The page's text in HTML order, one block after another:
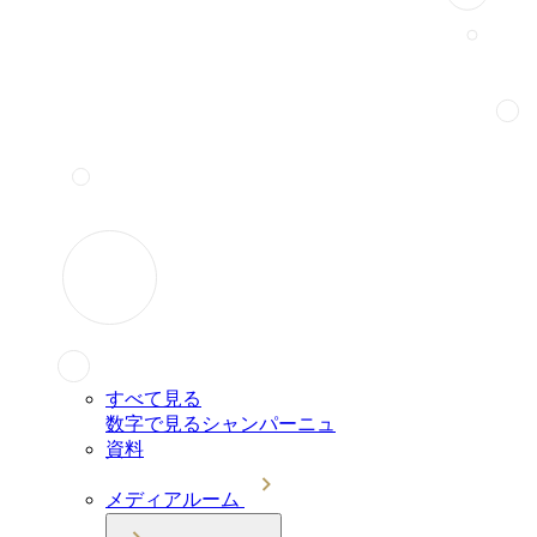
すべて見る
数字で見るシャンパーニュ
資料
メディアルーム